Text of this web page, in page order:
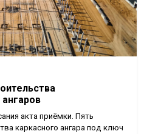
акта приёмки. Пять
каркасного ангара под ключ